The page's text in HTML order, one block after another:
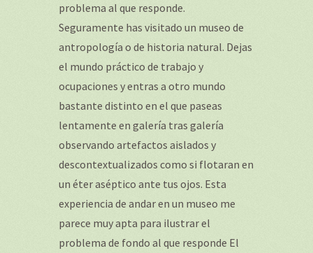
problema al que responde.
Seguramente has visitado un museo de
antropología o de historia natural. Dejas
el mundo práctico de trabajo y
ocupaciones y entras a otro mundo
bastante distinto en el que paseas
lentamente en galería tras galería
observando artefactos aislados y
descontextualizados como si flotaran en
un éter aséptico ante tus ojos. Esta
experiencia de andar en un museo me
parece muy apta para ilustrar el
problema de fondo al que responde El